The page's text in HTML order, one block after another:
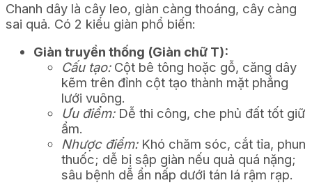
Chanh dây là cây leo, giàn càng thoáng, cây càng
sai quả. Có 2 kiểu giàn phổ biến:
Giàn truyền thống (Giàn chữ T):
Cấu tạo:Cột bê tông hoặc gỗ, căng dây
kẽm trên đỉnh cột tạo thành mặt phẳng
lưới vuông.
Ưu điểm:Dễ thi công, che phủ đất tốt giữ
ẩm.
Nhược điểm:Khó chăm sóc, cắt tỉa, phun
thuốc; dễ bị sập giàn nếu quả quá nặng;
sâu bệnh dễ ẩn nấp dưới tán lá rậm rạp.